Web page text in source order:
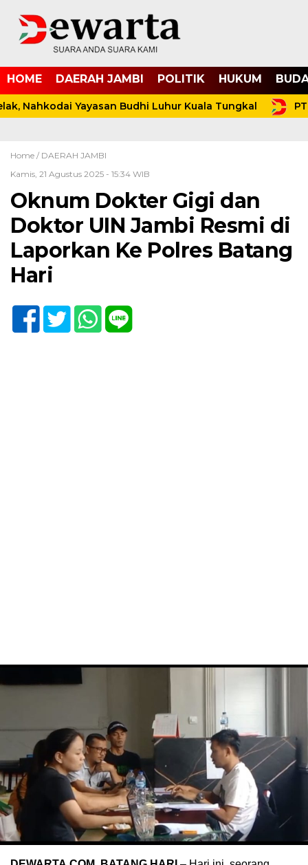
HOME DAERAH JAMBI POLITIK HUKUM
Nahkodai Yayasan Budhi Luhur Kuala Tungkal PT
Home / DAERAH JAMBI
Kamis, 21 Agustus 2025 - 15:34 WIB
Oknum Dokter Gigi dan
Doktor UIN Jambi Resmi di
Laporkan Ke Polres Batang
Hari